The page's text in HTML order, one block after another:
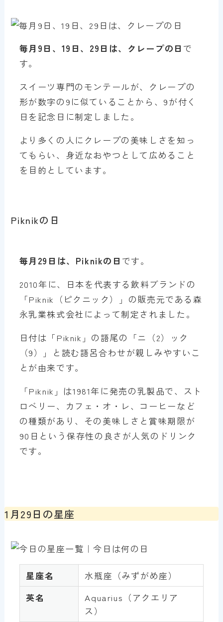
毎月9日、19日、29日は、クレープの日 で
す。
スイーツ専門のモンテールが、クレープの
形が数字の9に似ていることから、9が付く
日を記念日に制定しました。
より多くの人にクレープの美味しさを知っ
てもらい、身近なおやつとして広めること
を目的としています。
Piknikの日
毎月29日は、Piknikの日 です。
2010年に、日本を代表する飲料ブランドの
「Piknik（ピクニック）」の販売元である森
永乳業株式会社によって制定されました。
日付は「Piknik」の語尾の「ニ（2）ック
（9）」と読む語呂合わせが親しみやすいこ
とが由来です。
「Piknik」は1981年に発売の乳製品で、スト
ロベリー、カフェ・オ・レ、コーヒーなど
の種類があり、その美味しさと賞味期限が
90日という保存性の良さが人気のドリンク
です。
1月29日の星座
星座名
水瓶座（みずがめ座）
英名
Aquarius（アクエリア
ス）